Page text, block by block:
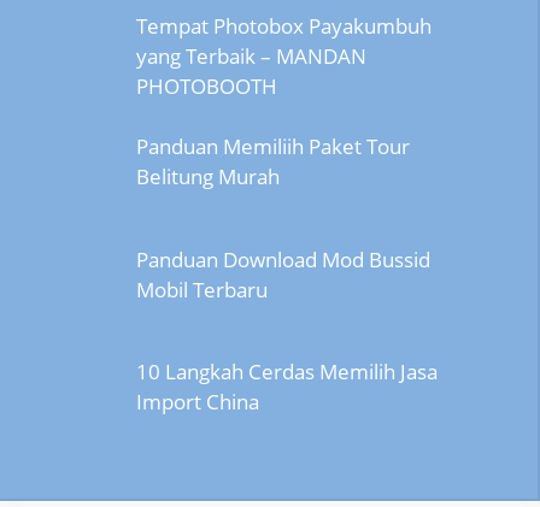
Tempat Photobox Payakumbuh
yang Terbaik – MANDAN
PHOTOBOOTH
Panduan Memiliih Paket Tour
Belitung Murah
Panduan Download Mod Bussid
Mobil Terbaru
10 Langkah Cerdas Memilih Jasa
Import China